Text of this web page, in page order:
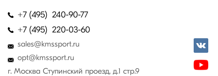
+7 (495) 240-90-77
+7 (495) 220-03-60
sales@kmssport.ru
opt@kmssport.ru
г. Москва Ступинский проезд, д.1 стр.9